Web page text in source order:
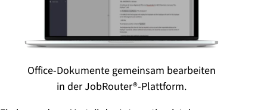
Office-Dokumente gemeinsam bearbeiten
in der JobRouter®-Plattform.